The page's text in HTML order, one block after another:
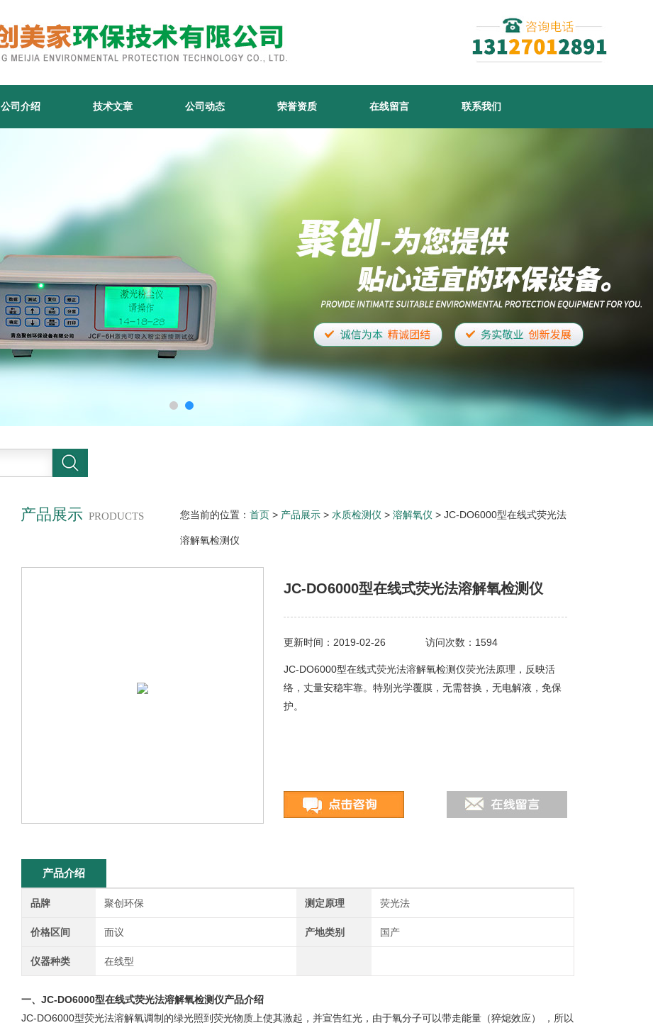
公司介绍 技术文章 公司动态 荣誉资质 在线留言 联系我们
产品展示 PRODUCTS 您当前的位置： 首页 > 产品展示 > 水质检测仪 > 溶解氧仪 > JC-DO6000型在线式荧光法
溶解氧检测仪
JC-DO6000型在线式荧光法溶解氧检测仪
更新时间：2019-02-26 访问次数：1594
JC-DO6000型在线式荧光法溶解氧检测仪荧光法原理，反映活
络，丈量安稳牢靠。特别光学覆膜，无需替换，无电解液，免保
护。
产品介绍
品牌 聚创环保 测定原理 荧光法
价格区间 面议 产地类别 国产
仪器种类 在线型
一、 JC-DO6000型在线式荧光法溶解氧检测仪产品介绍
JC-DO6000型荧光法溶解氧调制的绿光照到荧光物质上使其激起，并宣告红光，由于氧分子可以带走能量（猝熄效应） ，所以